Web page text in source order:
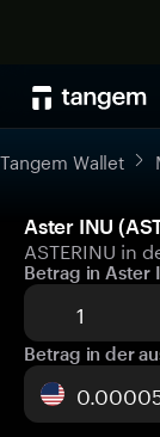
Tangem Wallet
Aster INU
ASTERINU in
Betrag in Aster
Betrag in der